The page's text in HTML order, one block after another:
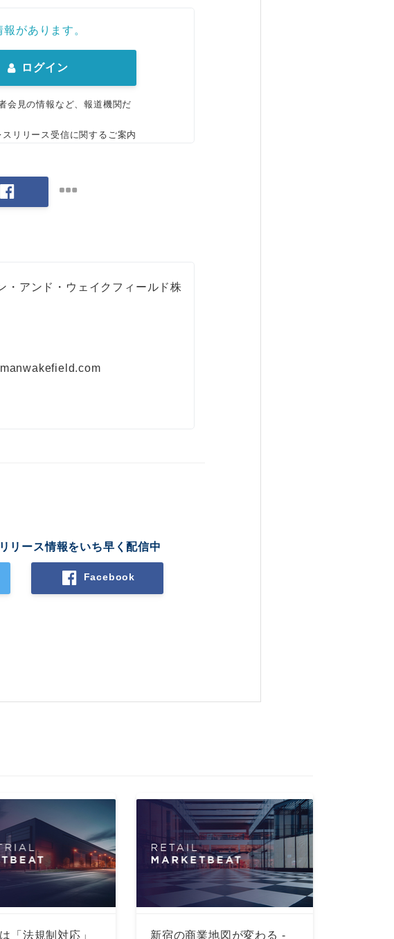
があります。
ログイン
会見の情報など、報道機関だ
スリリース受信に関するご案内
・アンド・ウェイクフィールド株
リース情報をいち早く配信中
Facebook
「法規制対応」 新宿の商業地図が変わる -